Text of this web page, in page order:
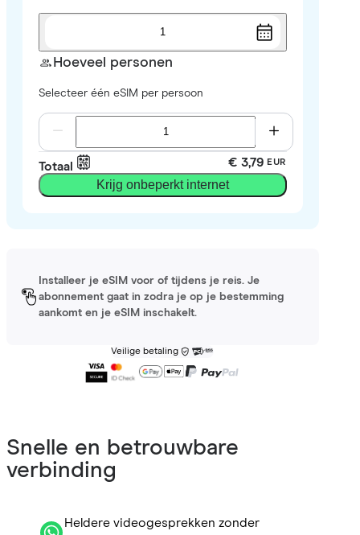
1
Hoeveel personen
Selecteer één eSIM per persoon
Totaal € 3,79 EUR
Krijg onbeperkt internet
Installeer je eSIM voor of tijdens je reis. Je
abonnement gaat in zodra je op je bestemming
aankomt en je eSIM inschakelt.
Veilige betaling
Snelle en betrouwbare
verbinding
Heldere videogesprekken zonder